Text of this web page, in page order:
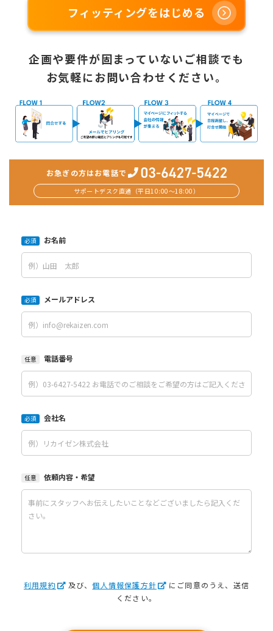
フィッティングをはじめる
企画や要件が固まっていないご相談でも
お気軽にお問い合わせください。
お急ぎの方はお電話で
サポートデスク直通（平日10:00〜18:00）
必須 お名前
必須 メールアドレス
任意 電話番号
必須 会社名
任意 依頼内容・希望
利用規約 及び、個人情報保護方針
にご同意のうえ、送信
ください。